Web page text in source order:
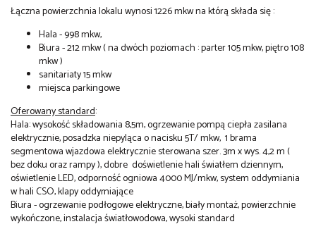
Łączna powierzchnia lokalu wynosi 1226 mkw na którą składa się :
Hala - 998 mkw,
Biura - 212 mkw ( na dwóch poziomach : parter 105 mkw, piętro 108
mkw )
sanitariaty 15 mkw
miejsca parkingowe
Oferowany standard:
Hala: wysokość składowania 8,5m, ogrzewanie pompą ciepła zasilana
elektrycznie, posadzka niepyląca o nacisku 5T/ mkw, 1 brama
segmentowa wjazdowa elektrycznie sterowana szer. 3m x wys. 4,2 m (
bez doku oraz rampy ), dobre doświetlenie hali światłem dziennym,
oświetlenie LED, odporność ogniowa 4000 MJ/mkw, system oddymiania
w hali CSO, klapy oddymiające
Biura - ogrzewanie podłogowe elektryczne, biały montaż, powierzchnie
wykończone, instalacja światłowodowa, wysoki standard